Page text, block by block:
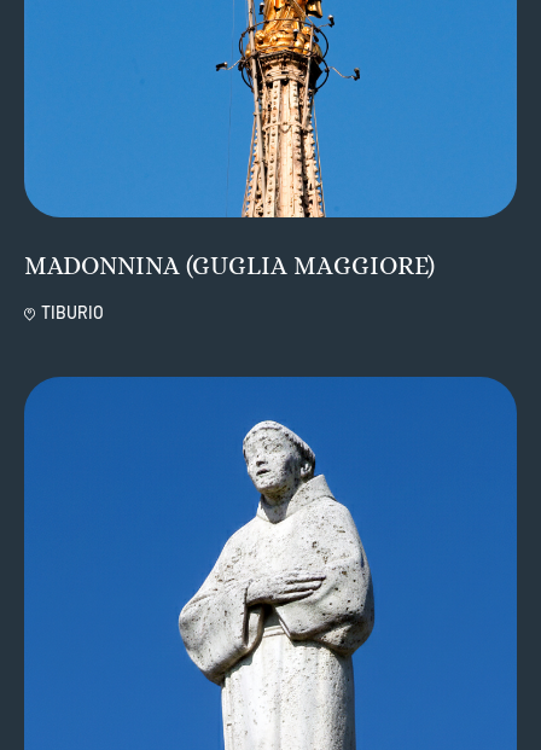
MADONNINA (GUGLIA MAGGIORE)
TIBURIO